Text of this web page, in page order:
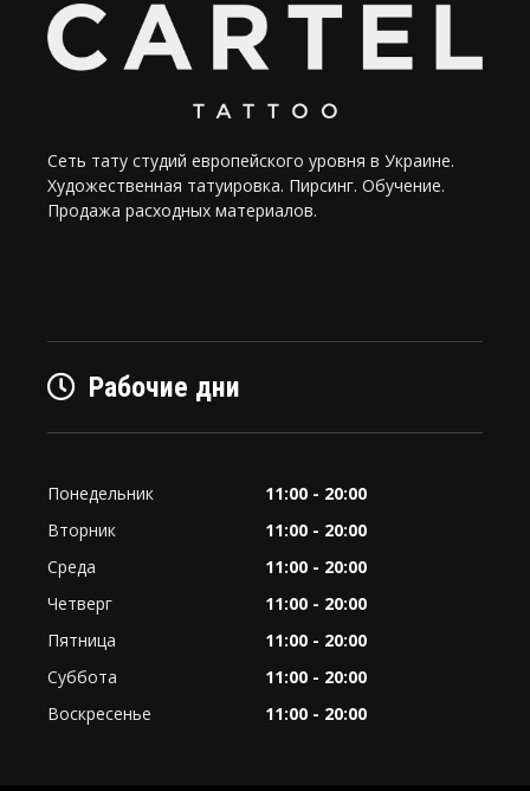
Сеть тату студий европейского уровня в Украине.
Художественная татуировка. Пирсинг. Обучение.
Продажа расходных материалов.
Рабочие дни
Понедельник
11:00 - 20:00
Вторник
11:00 - 20:00
Среда
11:00 - 20:00
Четверг
11:00 - 20:00
Пятница
11:00 - 20:00
Суббота
11:00 - 20:00
Воскресенье
11:00 - 20:00